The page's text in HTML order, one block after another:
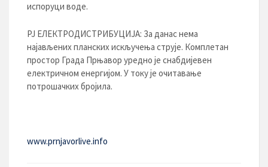
испоруци воде.
РЈ ЕЛЕКТРОДИСТРИБУЦИЈA: За данас нема
најављених планских искључења струје. Комплетан
простор Града Прњавор уредно је снабдијевен
електричном енергијом. У току је очитавање
потрошачких бројила.
www.prnjavorlive.info